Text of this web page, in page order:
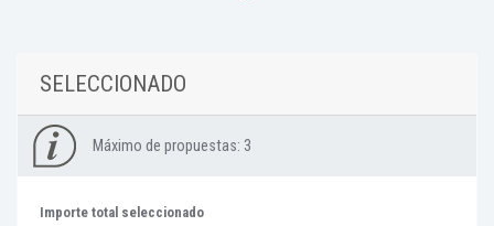
SELECCIONADO
Máximo de propuestas: 3
Importe total seleccionado